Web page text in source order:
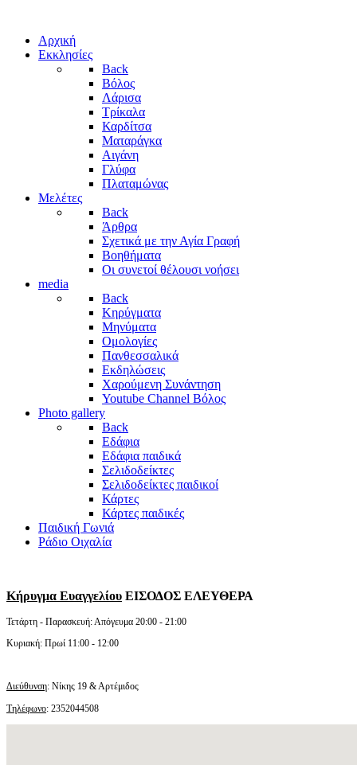
Αρχική
Εκκλησίες
Back
Βόλος
Λάρισα
Τρίκαλα
Καρδίτσα
Ματαράγκα
Αιγάνη
Γλύφα
Πλαταμώνας
Μελέτες
Back
Άρθρα
Σχετικά με την Αγία Γραφή
Βοηθήματα
Οι συνετοί θέλουσι νοήσει
media
Back
Κηρύγματα
Μηνύματα
Ομολογίες
Πανθεσσαλικά
Εκδηλώσεις
Χαρούμενη Συνάντηση
Youtube Channel Βόλος
Photo gallery
Back
Εδάφια
Εδάφια παιδικά
Σελιδοδείκτες
Σελιδοδείκτες παιδικοί
Κάρτες
Κάρτες παιδικές
Παιδική Γωνιά
Ράδιο Οιχαλία
Κήρυγμα Ευαγγελίου ΕΙΣΟΔΟΣ ΕΛΕΥΘΕΡΑ
Τετάρτη - Παρασκευή: Απόγευμα 20:00 - 21:00
Κυριακή: Πρωί 11:00 - 12:00
Διεύθυνση: Νίκης 19 & Αρτέμιδος
Τηλέφωνο: 2352044508